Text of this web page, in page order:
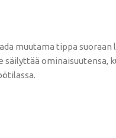
muutama tippa suoraan
ominaisuutensa,